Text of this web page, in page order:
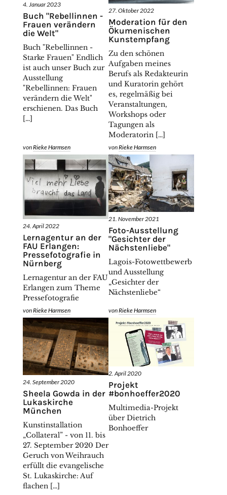
4. Januar 2023
Buch "Rebellinnen -
Frauen verändern
die Welt"
Buch "Rebellinnen -
Starke Frauen" Endlich
ist auch unser Buch zur
Ausstellung
"Rebellinnen: Frauen
verändern die Welt"
erschienen. Das Buch
[…]
vonRieke Harmsen
27. Oktober 2022
Moderation für den
Ökumenischen
Kunstempfang
Zu den schönen
Aufgaben meines
Berufs als Redakteurin
und Kuratorin gehört
es, regelmäßig bei
Veranstaltungen,
Workshops oder
Tagungen als
Moderatorin […]
vonRieke Harmsen
24. April 2022
Lernagentur an der
FAU Erlangen:
Pressefotografie in
Nürnberg
Lernagentur an der FAU
Erlangen zum Theme
Pressefotografie
vonRieke Harmsen
21. November 2021
Foto-Ausstellung
"Gesichter der
Nächstenliebe"
Lagois-Fotowettbewerb
und Ausstellung
„Gesichter der
Nächstenliebe“
vonRieke Harmsen
24. September 2020
Sheela Gowda in der
Lukaskirche
München
Kunstinstallation
„Collateral” - von 11. bis
27. September 2020 Der
Geruch von Weihrauch
erfüllt die evangelische
St. Lukaskirche: Auf
flachen […]
2. April 2020
Projekt
#bonhoeffer2020
Multimedia-Projekt
über Dietrich
Bonhoeffer